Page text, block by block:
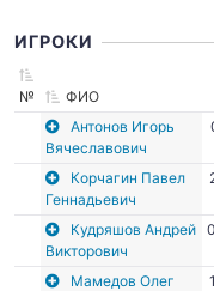
ИГРОКИ
№ ФИО
Антонов Игорь
Вячеславович
Корчагин Павел
Геннадьевич
Кудряшов Андрей
Викторович
Мамедов Олег